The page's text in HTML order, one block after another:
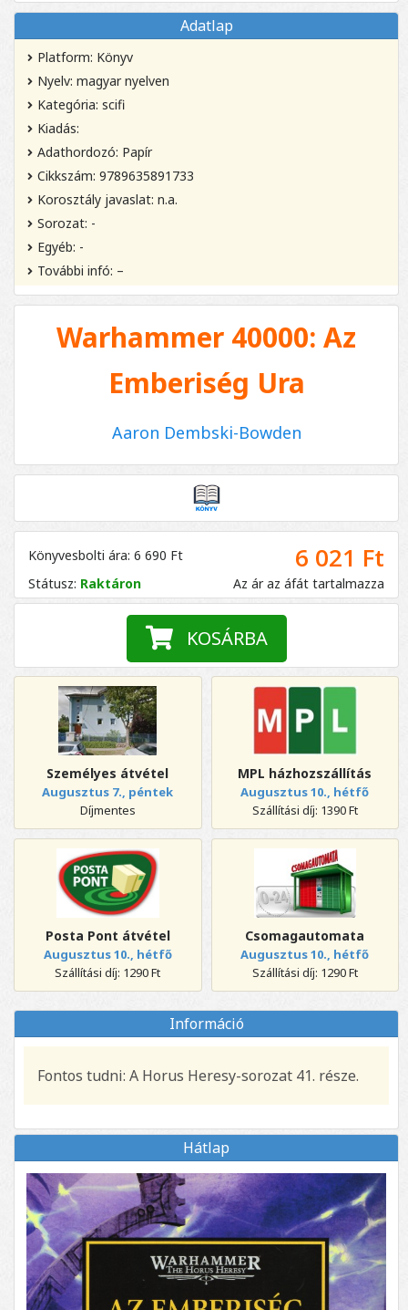
Adatlap
Platform: Könyv
Nyelv: magyar nyelven
Kategória: scifi
Kiadás:
Adathordozó: Papír
Cikkszám: 9789635891733
Korosztály javaslat: n.a.
Sorozat: -
Egyéb: -
További infó: –
Warhammer 40000: Az
Emberiség Ura
Aaron Dembski-Bowden
Könyvesbolti ára: 6 690 Ft
Státusz: Raktáron
6 021 Ft
Az ár az áfát tartalmazza
KOSÁRBA
Személyes átvétel
Augusztus 7., péntek
Díjmentes
MPL házhozszállítás
Augusztus 10., hétfő
Szállítási díj: 1390 Ft
Posta Pont átvétel
Augusztus 10., hétfő
Szállítási díj: 1290 Ft
Csomagautomata
Augusztus 10., hétfő
Szállítási díj: 1290 Ft
Információ
Fontos tudni: A Horus Heresy-sorozat 41. része.
Hátlap